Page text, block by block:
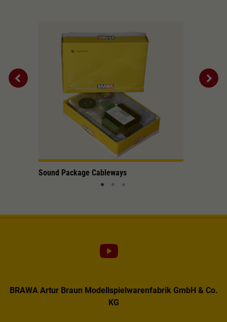
Sound Package Cableways
BRAWA Artur Braun Modellspielwarenfabrik GmbH & Co.
KG